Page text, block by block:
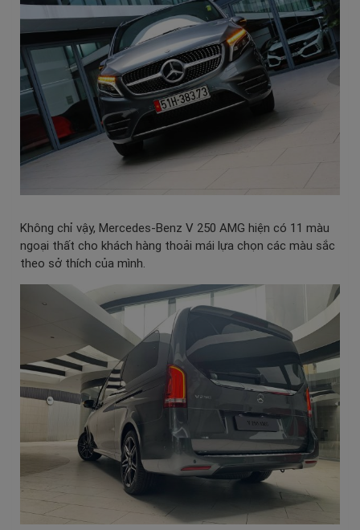
Không chỉ vậy, Mercedes-Benz V 250 AMG hiện có 11 màu
ngoại thất cho khách hàng thoải mái lựa chọn các màu sắc
theo sở thích của mình.